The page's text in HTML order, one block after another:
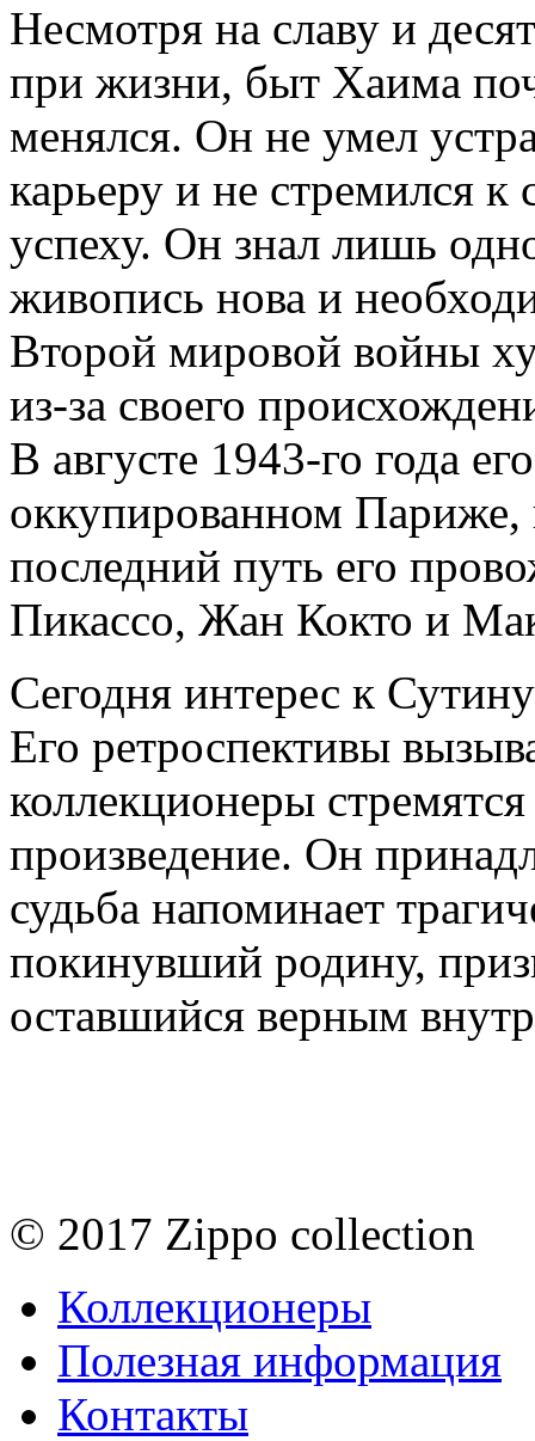
Несмотря на славу и
при жизни, быт Хаима
менялся. Он не умел
карьеру и не стремился к
успеху. Он знал лишь
живопись нова и
Второй мировой войны
из-за своего
В августе 1943-го года
оккупированном Париже,
последний путь его
Пикассо, Жан Кокто и
Сегодня интерес к
Его ретроспективы
коллекционеры
произведение. Он
судьба напоминает
покинувший родину,
оставшийся верным
© 2017 Zippo collection
Коллекционеры
Полезная информация
Контакты